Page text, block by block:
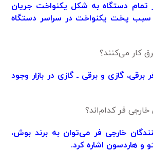
تمام دستگاه به شکل یکنواخت جریان
سبب پخت یکنواخت در سراسر دستگاه
۳ نوع فر برقی، گازی و برقی ـ گازی در بازار وجود
خارجی فر می‌توان به برند بوش،
و ‌هاردسون اشاره کرد.